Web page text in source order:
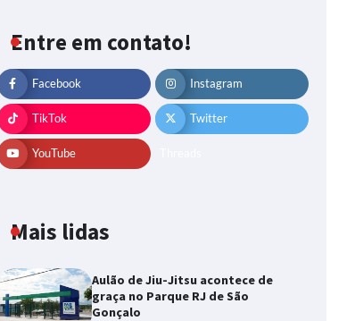
Entre em contato!
Facebook Instagram
TikTok Twitter
YouTube
Mais lidas
Aulão de Jiu-Jitsu acontece de
graça no Parque RJ de São
Gonçalo